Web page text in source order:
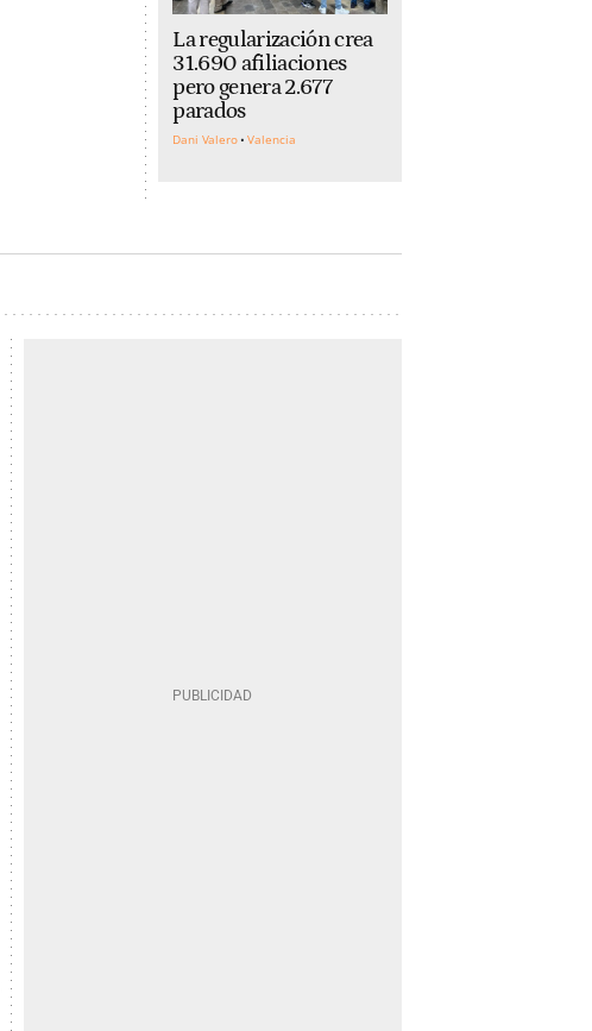
La regularización crea
31.690 afiliaciones
pero genera 2.677
parados
Dani Valero Valencia